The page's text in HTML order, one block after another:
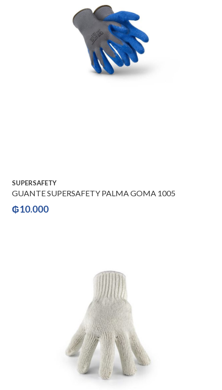
SUPERSAFETY
GUANTE SUPERSAFETY PALMA GOMA 1005
₲10.000